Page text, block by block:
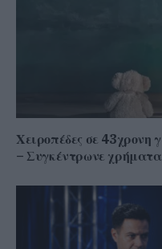
Χειροπέδες σε 43χρονη
– Συγκέντρωνε χρήματα